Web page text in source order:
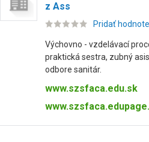
z Ass
Pridať
Výchovno - vzdelávací
praktická sestra, zubný
odbore sanitár.
www.szsfaca.edu.sk